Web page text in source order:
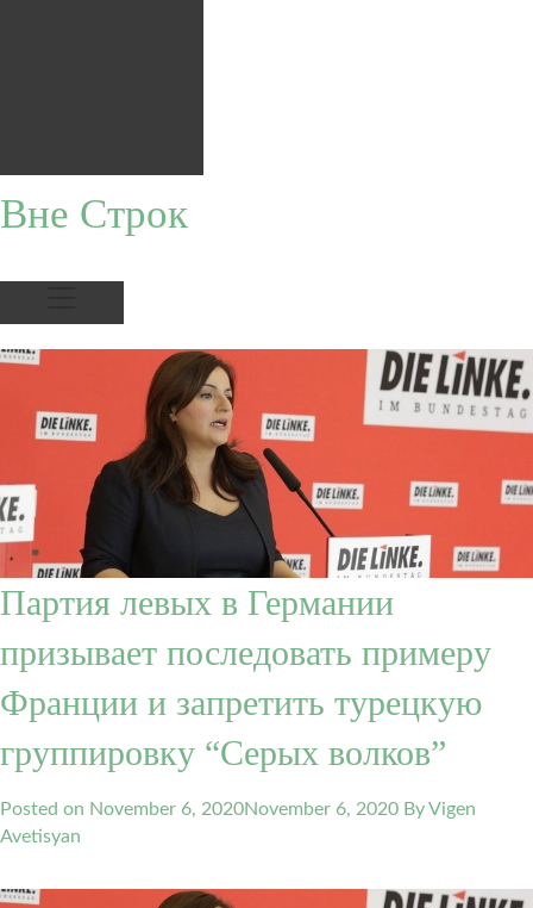
Вне Строк
Партия левых в Германии
призывает последовать примеру
Франции и запретить турецкую
группировку “Серых волков”
Posted on November 6, 2020November 6, 2020 By Vigen
Avetisyan